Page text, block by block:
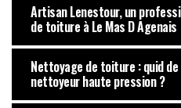
Artisan Lenestour, un
de toiture à Le Mas D Agenais
Nettoyage de toiture : quid de
nettoyeur haute pression ?